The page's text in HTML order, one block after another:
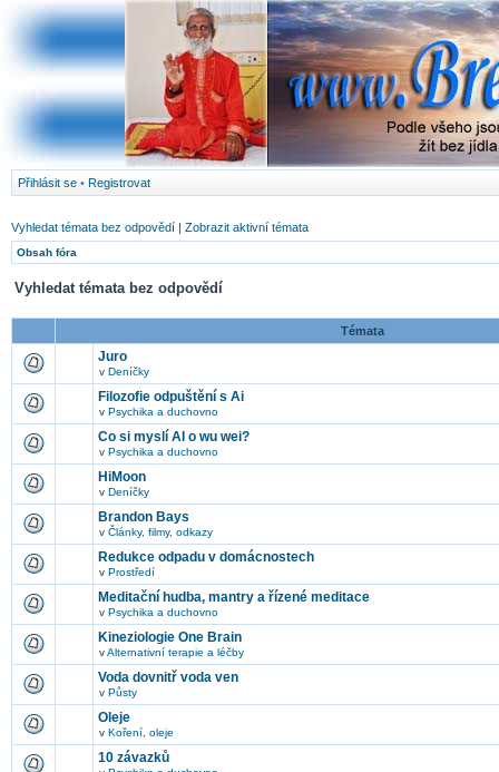
Přihlásit se • Registrovat
Vyhledat témata bez odpovědí | Zobrazit aktivní témata
Obsah fóra
Vyhledat témata bez odpovědí
Témata
Juro
v Deníčky
Filozofie odpuštění s Ai
v Psychika a duchovno
Co si myslí AI o wu wei?
v Psychika a duchovno
HiMoon
v Deníčky
Brandon Bays
v Články, filmy, odkazy
Redukce odpadu v domácnostech
v Prostředí
Meditační hudba, mantry a řízené meditace
v Psychika a duchovno
Kineziologie One Brain
vAlternativní terapie a léčby
Voda dovnitř voda ven
v Půsty
Oleje
v Koření, oleje
10 závazků